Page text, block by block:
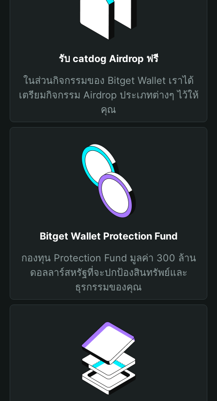
รับ catdog Airdrop ฟรี
ในส่วนกิจกรรมของ Bitget Wallet เราได้
เตรียมกิจกรรม Airdrop ประเภทต่างๆ ไว้ให้
คุณ
Bitget Wallet Protection Fund
กองทุน Protection Fund มูลค่า 300 ล้าน
ดอลลาร์สหรัฐที่จะปกป้องสินทรัพย์และ
ธุรกรรมของคุณ